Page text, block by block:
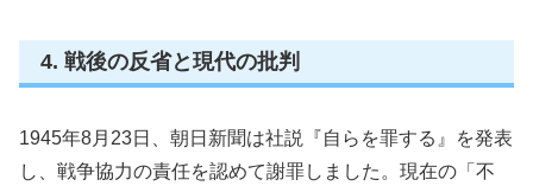
4. 戦後の反省と現代の批判
1945年8月23日、朝日新聞は社説『自らを罪する』を発表
し、戦争協力の責任を認めて謝罪しました。現在の「不